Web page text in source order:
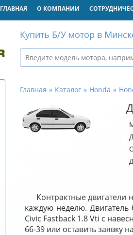
ГЛАВНАЯ О КОМПАНИИ
Купить Б/У мотор в
Главная Каталог Honda
Контрактные двигатели
каждую неделю.
Civic Fastback 1.8 Vti с
66-39 или оставить заявку